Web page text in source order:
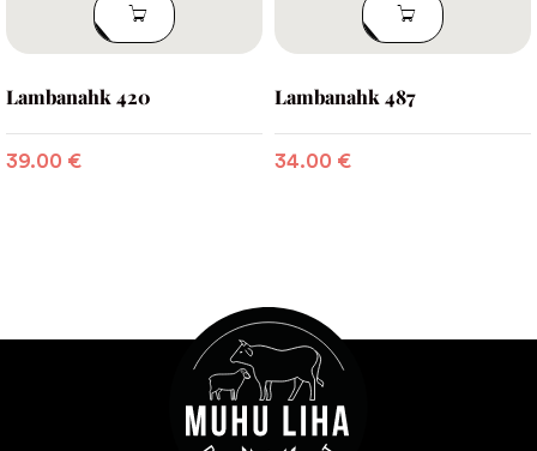
Lambanahk 420
39.00 €
Lambanahk 487
34.00 €